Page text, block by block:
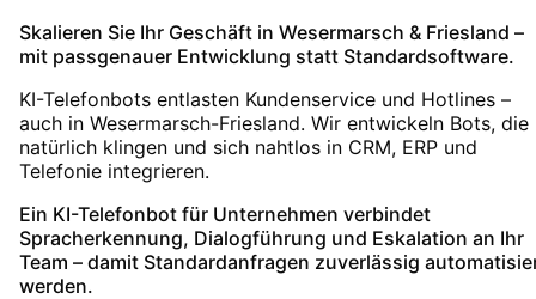
Skalieren Sie Ihr Geschäft in Wesermarsch & Friesland –
mit passgenauer Entwicklung statt Standardsoftware.
KI-Telefonbots entlasten Kundenservice und Hotlines –
auch in Wesermarsch-Friesland. Wir entwickeln Bots, die
natürlich klingen und sich nahtlos in CRM, ERP und
Telefonie integrieren.
Ein KI-Telefonbot für Unternehmen verbindet
Spracherkennung, Dialogführung und Eskalation an Ihr
Team – damit Standardanfragen zuverlässig
werden.